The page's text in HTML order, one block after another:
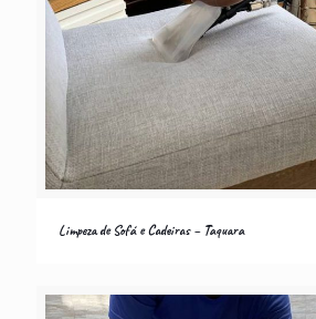
Limpeza de Sofá e Cadeiras
Limpeza de Sofá e Cadeiras – Taquara